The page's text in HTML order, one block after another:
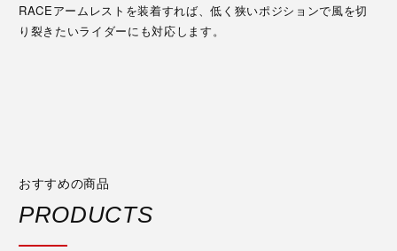
RACEアームレストを装着すれば、低く狭いポジションで風を切
り裂きたいライダーにも対応します。
おすすめの商品
PRODUCTS